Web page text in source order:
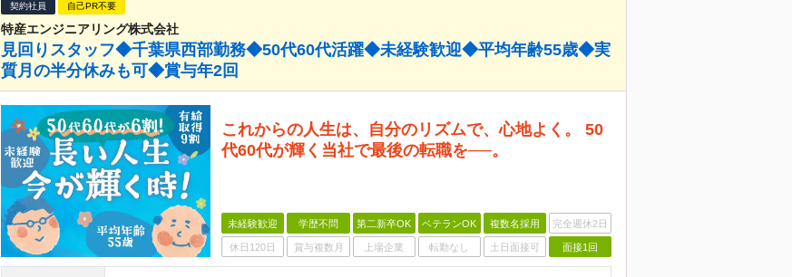
契約社員 自己PR不要
特産エンジニアリング株式会社
見回りスタッフ◆千葉県西部勤務◆50代60代活躍◆未経験歓迎◆平均年齢55歳◆実
質月の半分休みも可◆賞与年2回
これからの人生は、自分のリズムで、心地よく。 50
代60代が輝く当社で最後の転職を──。
未経験歓迎 学歴不問 第二新卒OK ベテランOK 複数名採用 完全週休2日
休日120日 賞与複数月 上場企業 転勤なし 土日面接可 面接1回